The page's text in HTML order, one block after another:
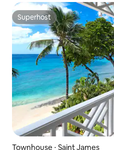
Superhost
Superhost
Townhouse ⋅ Saint James